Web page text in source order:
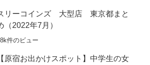
リーコインズ 大型店 東京都まと
（2022年7月）
件のビュー
【原宿お出かけスポット】中学生の女